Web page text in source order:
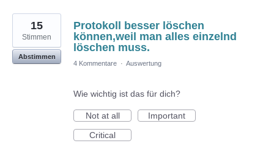
Protokoll besser löschen
können,weil man alles einzelnd
löschen muss.
15
Stimmen
Abstimmen
4 Kommentare · Auswertung
Wie wichtig ist das für dich?
Not at all
Important
Critical